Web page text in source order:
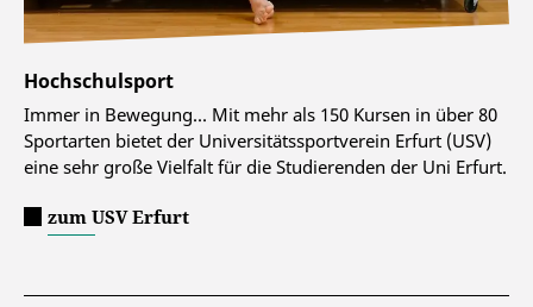
Hochschulsport
Immer in Bewegung... Mit mehr als 150 Kursen in über 80
Sportarten bietet der Universitätssportverein Erfurt (USV)
eine sehr große Vielfalt für die Studierenden der Uni Erfurt.
zum USV Erfurt